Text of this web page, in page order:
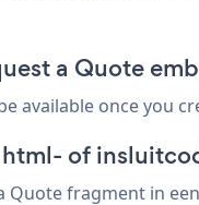
a Quote
available once you
of
Quote fragment in